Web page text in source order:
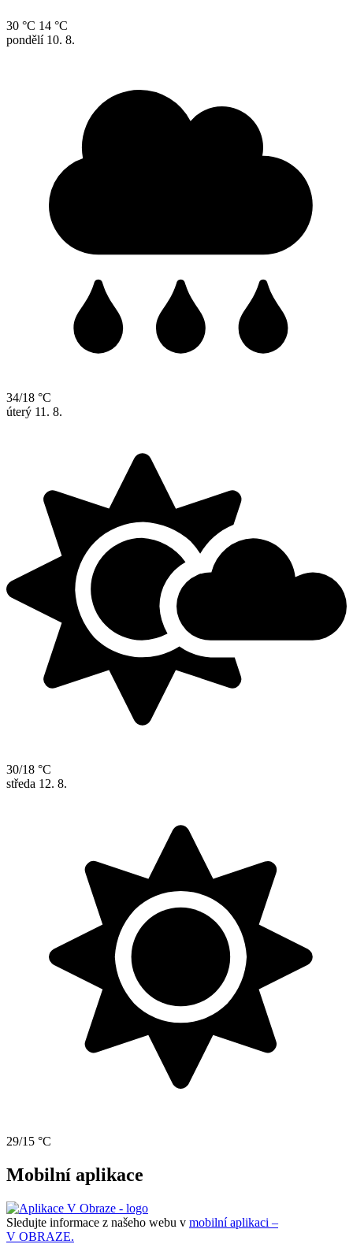
30 °C 14 °C
pondělí 10. 8.
34/18 °C
úterý 11. 8.
30/18 °C
středa 12. 8.
29/15 °C
Mobilní aplikace
Sledujte informace z našeho webu v mobilní aplikaci –
V OBRAZE.